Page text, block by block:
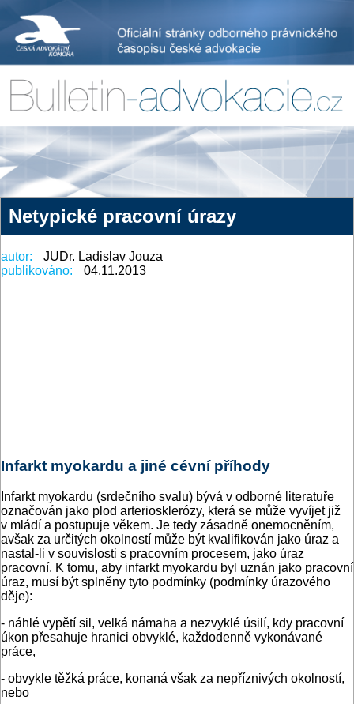
Netypické pracovní úrazy
autor:
JUDr. Ladislav Jouza
publikováno:
04.11.2013
Infarkt myokardu a jiné cévní příhody
Infarkt myokardu (srdečního svalu) bývá v odborné literatuře
označován jako plod arteriosklerózy, která se může vyvíjet již
v mládí a postupuje věkem. Je tedy zásadně onemocněním,
avšak za určitých okolností může být kvalifikován jako úraz a
nastal-li v souvislosti s pracovním procesem, jako úraz
pracovní. K tomu, aby infarkt myokardu byl uznán jako pracovní
úraz, musí být splněny tyto podmínky (podmínky úrazového
děje):
- náhlé vypětí sil, velká námaha a nezvyklé úsilí, kdy pracovní
úkon přesahuje hranici obvyklé, každodenně vykonávané
práce,
- obvykle těžká práce, konaná však za nepříznivých okolností,
nebo